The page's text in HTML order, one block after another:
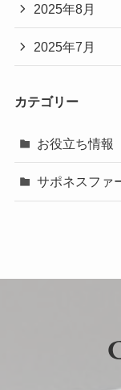
2025年8月
2025年7月
カテゴリー
お役立ち情報
サポネスファ